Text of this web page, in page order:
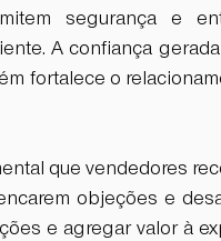
segurança e
A confiança
fortalece o
que vendedores
objeções e
e agregar valor à